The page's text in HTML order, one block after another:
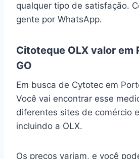
qualquer tipo de satisfação.
gente por WhatsApp.
Citoteque OLX valor em
GO
Em busca de Cytotec em
Você vai encontrar esse
diferentes sites de comércio
incluindo a OLX.
Os preços variam, e você